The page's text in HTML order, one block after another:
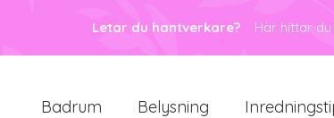
Letar du hantverkare? Här hittar
Badrum Belysning